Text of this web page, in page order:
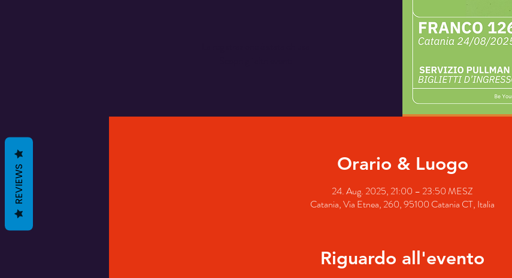
Orario & Luogo
24. Aug. 2025, 21:00 – 23:50 MESZ
Catania, Via Etnea, 260, 95100 Catania CT, Italia
Riguardo all'evento
REVIEWS